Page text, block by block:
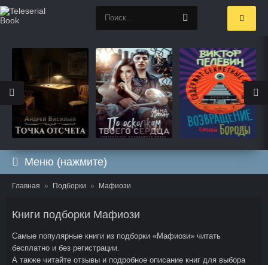
Меню (нажмите)
Главная Подборки Мафиози
Книги подборки Мафиози
Самые популярные книги из подборки «Мафиози» читать
бесплатно и без регистрации.
А также читайте отзывы и подробное описание книг для выбора